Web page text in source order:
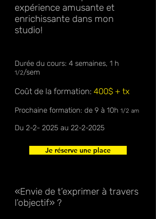
expérience amusante et
enrichissante dans mon
studio!
Durée du cours: 4 semaines, 1 h
1/2/sem
Coût de la formation: 400$ + tx
Prochaine formation: de 9 à 10h 1/2 am
Du 2-2- 2025 au 22-2-2025
Je réserve une place
«Envie de t’exprimer à travers
l’objectif» ?